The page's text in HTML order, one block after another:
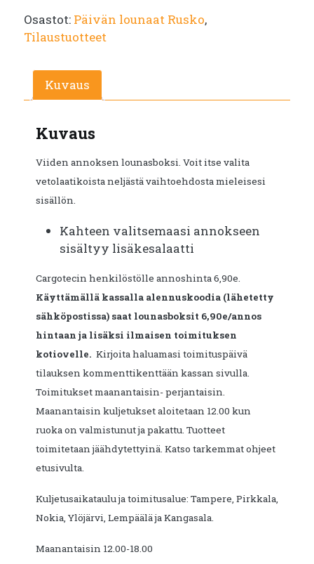
Osastot: Päivän lounaat Rusko,
Tilaustuotteet
Kuvaus
Kuvaus
Viiden annoksen lounasboksi. Voit itse valita
vetolaatikoista neljästä vaihtoehdosta mieleisesi
sisällön.
Kahteen valitsemaasi annokseen
sisältyy lisäkesalaatti
Cargotecin henkilöstölle annoshinta 6,90e.
Käyttämällä kassalla alennuskoodia (lähetetty
sähköpostissa) saat lounasboksit 6,90e/annos
hintaan ja lisäksi ilmaisen toimituksen
kotiovelle. Kirjoita haluamasi toimituspäivä
tilauksen kommenttikenttään kassan sivulla.
Toimitukset maanantaisin- perjantaisin.
Maanantaisin kuljetukset aloitetaan 12.00 kun
ruoka on valmistunut ja pakattu. Tuotteet
toimitetaan jäähdytettyinä. Katso tarkemmat ohjeet
etusivulta.
Kuljetusaikataulu ja toimitusalue: Tampere, Pirkkala,
Nokia, Ylöjärvi, Lempäälä ja Kangasala.
Maanantaisin 12.00-18.00